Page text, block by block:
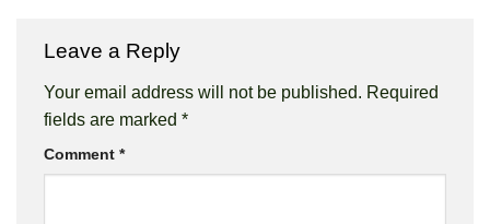
Leave a Reply
Your email address will not be published. Required
fields are marked *
Comment *